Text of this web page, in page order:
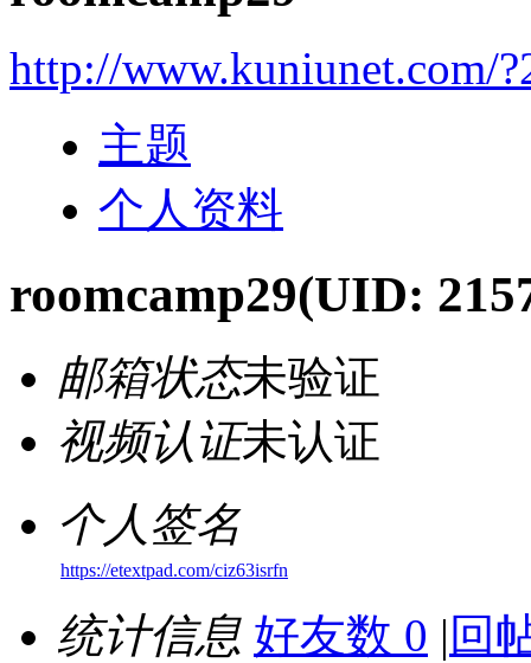
http://www.kuniunet.com/
主题
个人资料
roomcamp29(UID:
邮箱状态未验证
视频认证未认证
个人签名
https://etextpad.com/ciz63isrfn
统计信息 好友数 0 | 回